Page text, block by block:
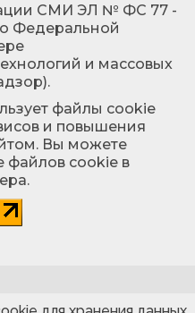
СМИ ЭЛ № ФС 77 -
Федеральной
и массовых
файлы cookie
и повышения
Вы можете
файлов cookie в